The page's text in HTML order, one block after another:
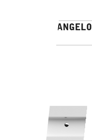
MICHELANGELO